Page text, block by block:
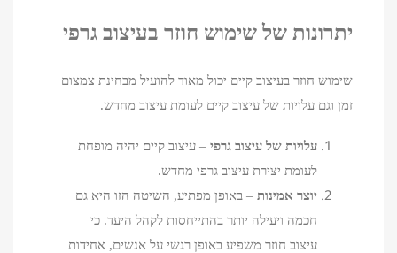
יתרונות של שימוש חוזר בעיצוב גרפי
שימוש חוזר בעיצוב קיים יכול מאוד להועיל מבחינת צמצום
זמן וגם עלויות של עיצוב קיים לעומת עיצוב מחדש.
עלויות של עיצוב גרפי – עיצוב קיים יהיה מופחת
לעומת יצירת עיצוב גרפי מחדש.
יוצר אמינות – באופן מפתיע, השיטה הזו היא גם
חכמה ויעילה יותר בהתייחסות לקהל היעד. כי
עיצוב חוזר משפיע באופן רגשי על אנשים, אחידות